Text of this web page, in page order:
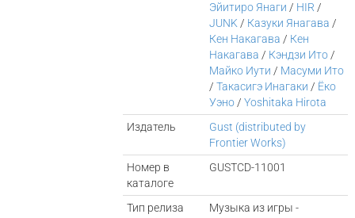
Эйитиро Янаги / HIR /
JUNK / Казуки Янагава /
Кен Накагава / Кен
Накагава / Кэндзи Ито /
Майко Иути / Масуми Ито
/Такасигэ Инагаки / Ёко
Уэно /Yoshitaka Hirota
Издатель
Gust (distributed by
Frontier Works)
Номер в
каталоге
GUSTCD-11001
Тип релиза
Музыка из игры -